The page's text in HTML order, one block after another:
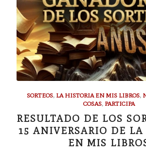
SORTEOS, LA HISTORIA EN MIS LIBROS,
COSAS, PARTICIPA
RESULTADO DE LOS
15 ANIVERSARIO DE
EN MIS